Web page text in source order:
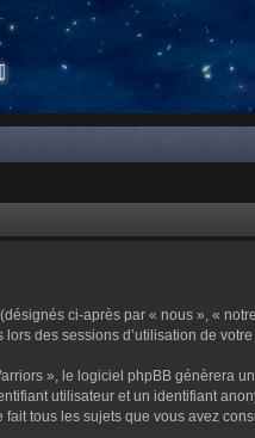
ci-après par « nous », «
des sessions d’utilisation de
», le logiciel phpBB génèrera
utilisateur et un identifiant
tous les sujets que vous avez